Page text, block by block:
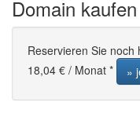
Domain kaufen
Reservieren Sie noch
18,04 € / Monat *
»